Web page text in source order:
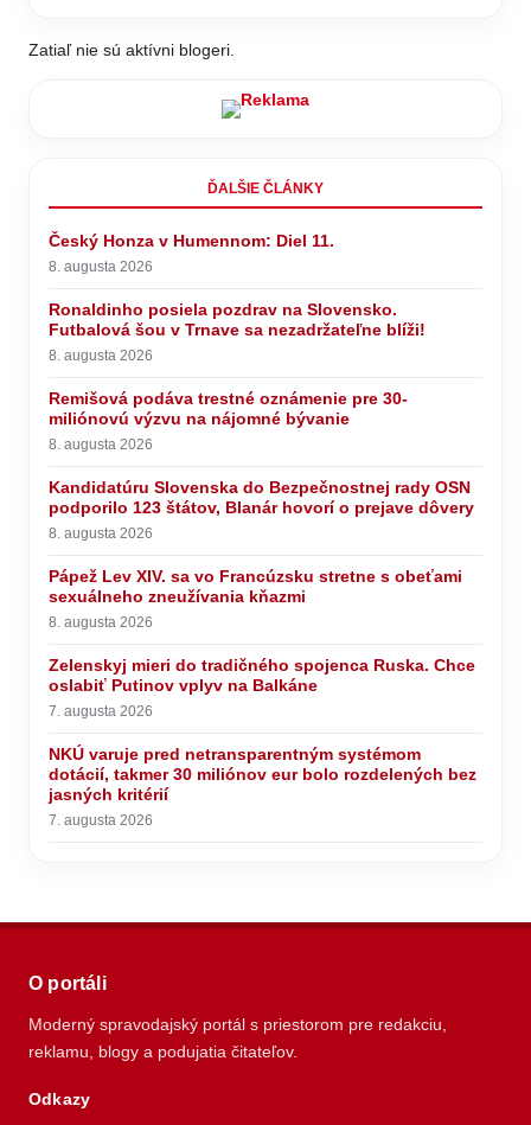
Zatiaľ nie sú aktívni blogeri.
ĎALŠIE ČLÁNKY
Český Honza v Humennom: Diel 11.
8. augusta 2026
Ronaldinho posiela pozdrav na Slovensko.
Futbalová šou v Trnave sa nezadržateľne blíži!
8. augusta 2026
Remišová podáva trestné oznámenie pre 30-
miliónovú výzvu na nájomné bývanie
8. augusta 2026
Kandidatúru Slovenska do Bezpečnostnej rady OSN
podporilo 123 štátov, Blanár hovorí o prejave dôvery
8. augusta 2026
Pápež Lev XIV. sa vo Francúzsku stretne s obeťami
sexuálneho zneužívania kňazmi
8. augusta 2026
Zelenskyj mieri do tradičného spojenca Ruska. Chce
oslabiť Putinov vplyv na Balkáne
7. augusta 2026
NKÚ varuje pred netransparentným systémom
dotácií, takmer 30 miliónov eur bolo rozdelených bez
jasných kritérií
7. augusta 2026
O portáli
Moderný spravodajský portál s priestorom pre redakciu,
reklamu, blogy a podujatia čitateľov.
Odkazy